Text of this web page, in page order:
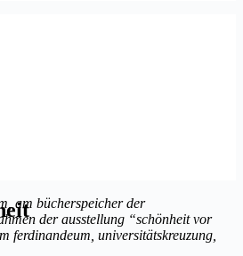
am bücherspeicher der
der ausstellung “schönheit vor
ferdinandeum, universitätskreuzung,